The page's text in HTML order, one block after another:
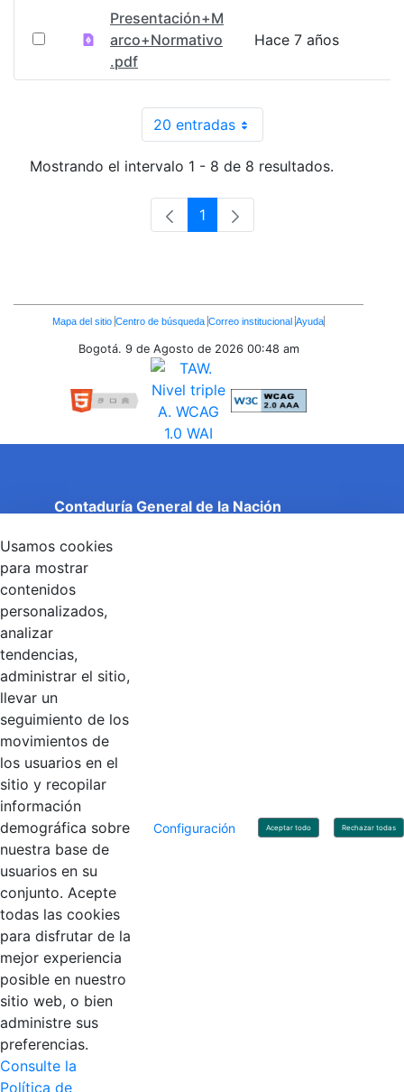
Presentación+M
arco+Normativo
.pdf
Hace 7 años
20 entradasPor página
Mostrando el intervalo 1 - 8 de 8 resultados.
Página
1
Enlaces
Inferiores
Mapa del sitio Centro de búsqueda Correo institucional Ayuda
Bogotá. 9 de Agosto de 2026 00:48 am
Contaduría General de la Nación
Entidad adscrita al Ministerio de Hacienda y Crédito
Público
Torre 1 (Aire) - Piso 15, Bogotá D.C., Colombia
Código Postal: 111071
Linkedin
Contacto
Línea de servicio al ciudadano: +57(601) 492 64 00
Correo Institucional:
Correo de notificaciones judiciales:
notificacionjudicial@contaduria.gov.co
Correo de Asuntos disciplinarios:
asuntosdisciplinarios@contaduria.gov.co
Línea Anticorrupción: +57(601) 492 64 00 Ext. 4
Política de privacidad y protección de datos personales
Política de derechos de autor
Términos y condiciones de uso
© Copyright 2026 - Todos los derechos reservados
Gobierno de Colombia
Usamos cookies
para mostrar
contenidos
personalizados,
analizar
tendencias,
administrar el sitio,
llevar un
seguimiento de los
movimientos de
los usuarios en el
sitio y recopilar
información
demográfica sobre
nuestra base de
usuarios en su
conjunto. Acepte
todas las cookies
para disfrutar de la
mejor experiencia
posible en nuestro
sitio web, o bien
administre sus
preferencias.
Consulte la
Política de
Configuración Aceptar todo Rechazar todas